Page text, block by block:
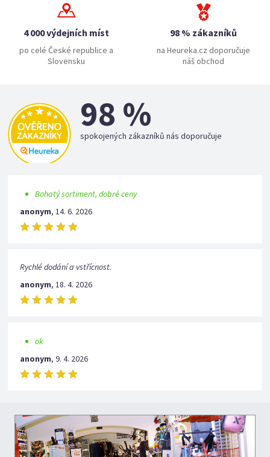
4 000 výdejních míst
po celé České republice a
Slovensku
98 % zákazníků
na Heureka.cz doporučuje
náš obchod
98 %
spokojených zákazníků nás doporučuje
Bohatý sortiment, dobré ceny
anonym,14. 6. 2026
Rychlé dodání a vstřícnost.
anonym,18. 4. 2026
ok
anonym,9. 4. 2026